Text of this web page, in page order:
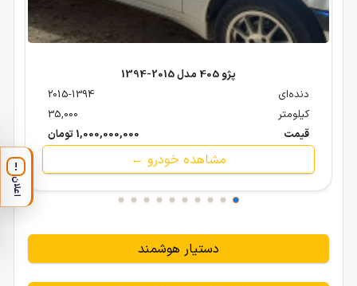
پژو 405 مدل 2015-1394
دنده‌ای
2015-1394
کیلومتر
35,000
قیمت
1,000,000,000 تومان
مشاهده خودرو ←
دستیار هوشمند
!
اعلان